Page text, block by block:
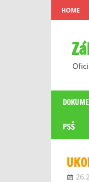
Skip
to
HOME
PSŠ